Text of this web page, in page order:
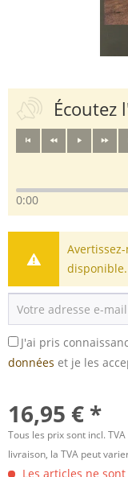
Écoutez
0:00
disponible.
J'ai pris
données et je les
16,95 € *
Tous les prix sont incl.
livraison, la TVA peut
Les articles ne